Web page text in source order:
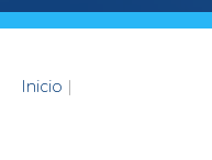
Inicio |